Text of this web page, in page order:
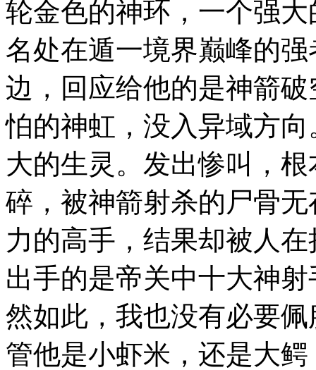
轮金色的神环，一个强
名处在遁一境界巅峰的
边，回应给他的是神箭
怕的神虹，没入异域方
大的生灵。发出惨叫，
碎，被神箭射杀的尸骨
力的高手，结果却被人
出手的是帝关中十大神
然如此，我也没有必要
管他是小虾米，还是大